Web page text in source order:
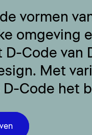
vormen
omgeving
D-Code
Met
Code het